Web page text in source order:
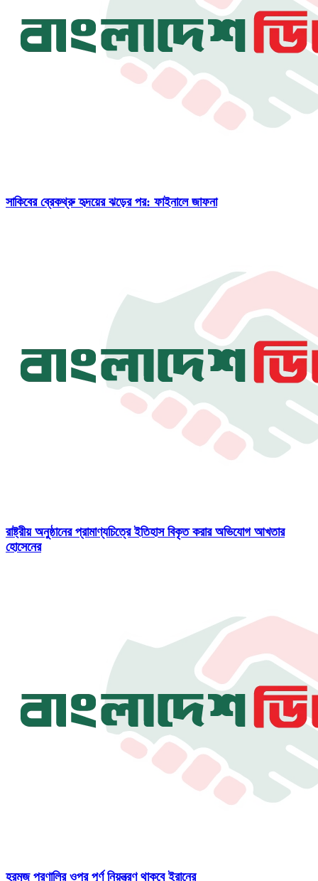
সাকিবের ব্রেকথ্রু হৃদয়ের ঝড়ের পর: ফাইনালে জাফনা
রাষ্ট্রীয় অনুষ্ঠানের প্রামাণ্যচিত্রে ইতিহাস বিকৃত করার অভিযোগ আখতার
হোসেনের
হরমুজ প্রণালির ওপর পূর্ণ নিয়ন্ত্রণ থাকবে ইরানের